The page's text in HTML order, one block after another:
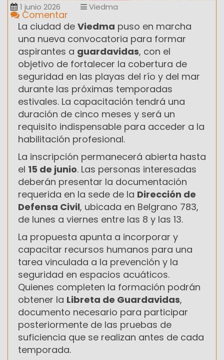
1 junio 2026 Viedma
Comentar
La ciudad de Viedma puso en marcha
una nueva convocatoria para formar
aspirantes a guardavidas, con el
objetivo de fortalecer la cobertura de
seguridad en las playas del río y del mar
durante las próximas temporadas
estivales. La capacitación tendrá una
duración de cinco meses y será un
requisito indispensable para acceder a la
habilitación profesional.
La inscripción permanecerá abierta hasta
el 15 de junio. Las personas interesadas
deberán presentar la documentación
requerida en la sede de la Dirección de
Defensa Civil, ubicada en Belgrano 783,
de lunes a viernes entre las 8 y las 13.
La propuesta apunta a incorporar y
capacitar recursos humanos para una
tarea vinculada a la prevención y la
seguridad en espacios acuáticos.
Quienes completen la formación podrán
obtener la Libreta de Guardavidas,
documento necesario para participar
posteriormente de las pruebas de
suficiencia que se realizan antes de cada
temporada.